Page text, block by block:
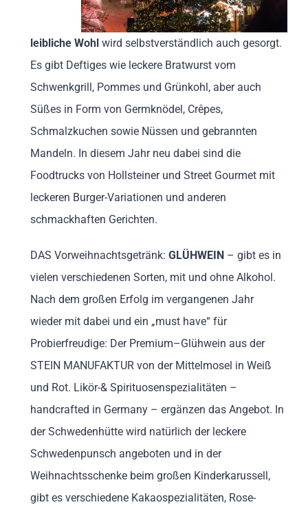
leibliche Wohl wird selbstverständlich auch gesorgt.
Es gibt Deftiges wie leckere Bratwurst vom
Schwenkgrill, Pommes und Grünkohl, aber auch
Süßes in Form von Germknödel, Crêpes,
Schmalzkuchen sowie Nüssen und gebrannten
Mandeln. In diesem Jahr neu dabei sind die
Foodtrucks von Hollsteiner und Street Gourmet mit
leckeren Burger-Variationen und anderen
schmackhaften Gerichten.
DAS Vorweihnachtsgetränk: GLÜHWEIN – gibt es in
vielen verschiedenen Sorten, mit und ohne Alkohol.
Nach dem großen Erfolg im vergangenen Jahr
wieder mit dabei und ein „must have“ für
Probierfreudige: Der Premium–Glühwein aus der
STEIN MANUFAKTUR von der Mittelmosel in Weiß
und Rot. Likör-& Spirituosenspezialitäten –
handcrafted in Germany – ergänzen das Angebot. In
der Schwedenhütte wird natürlich der leckere
Schwedenpunsch angeboten und in der
Weihnachtsschenke beim großen Kinderkarussell,
gibt es verschiedene Kakaospezialitäten, Rose-